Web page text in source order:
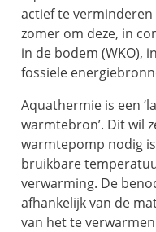
actief te
zomer om deze, in
in de bodem (WKO),
fossiele
Aquathermie is een
warmtebron’. Dit wil
warmtepomp nodig
bruikbare
verwarming. De
afhankelijk van de
van het te verwarmen